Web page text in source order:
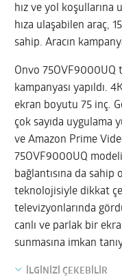
hız ve yol koşullarına
hıza ulaşabilen araç,
sahip. Aracın
Onvo 75OVF9000UQ
kampanyası yapıldı.
ekran boyutu 75 inç.
çok sayıda uygulama
ve Amazon Prime
75OVF9000UQ
bağlantısına da
teknolojisiyle dikkat
televizyonlarında
canlı ve parlak bir
sunmasına imkan
İLGİNİZİ ÇEKEBİLİR